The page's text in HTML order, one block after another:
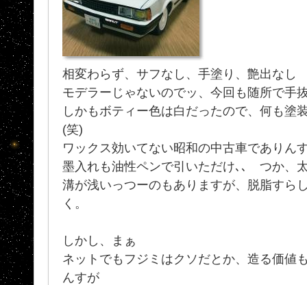
相変わらず、サフなし、手塗り、艶出なし
モデラーじゃないのでッ、今回も随所で手
しかもボティー色は白だったので、何も
(笑)
ワックス効いてない昭和の中古車でありん
墨入れも油性ペンで引いただけ､､ つか、
溝が浅いっつーのもありますが、脱脂すら
く。
しかし、まぁ
ネットでもフジミはクソだとか、造る価値
んすが